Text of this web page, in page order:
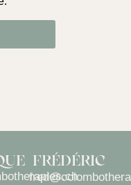
FRÉDÉRIC